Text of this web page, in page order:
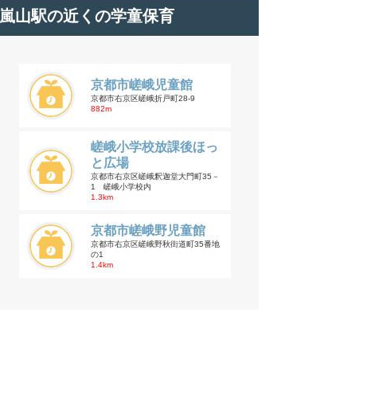
嵐山駅の近くの学童保育
京都市嵯峨児童館
京都市右京区嵯峨折戸町28-9
882m
嵯峨小学校放課後ほっ
と広場
京都市右京区嵯峨釈迦堂大門町35－
1 嵯峨小学校内
1.3km
京都市嵯峨野児童館
京都市右京区嵯峨野秋街道町35番地
の1
1.4km